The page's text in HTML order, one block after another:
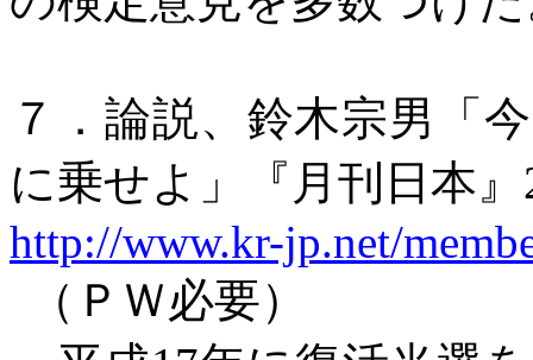
７．論説、鈴木宗男「
に乗せよ」『月刊日本』
http://www.kr-jp.net/
（ＰＷ必要）